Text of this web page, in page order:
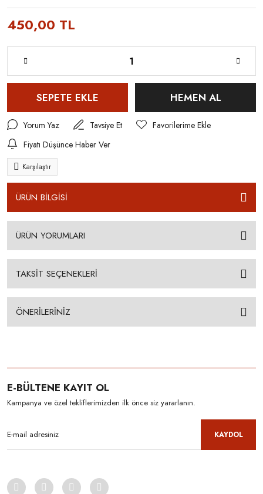
450,00 TL
SEPETE EKLE HEMEN AL
Yorum Yaz
Tavsiye Et
Fiyatı Düşünce Haber Ver
Karşılaştır
ÜRÜN BİLGİSİ
ÜRÜN YORUMLARI
TAKSİT SEÇENEKLERİ
ÖNERİLERİNİZ
E-BÜLTENE KAYIT OL
Kampanya ve özel tekliflerimizden ilk önce siz yararlanın.
KAYDOL